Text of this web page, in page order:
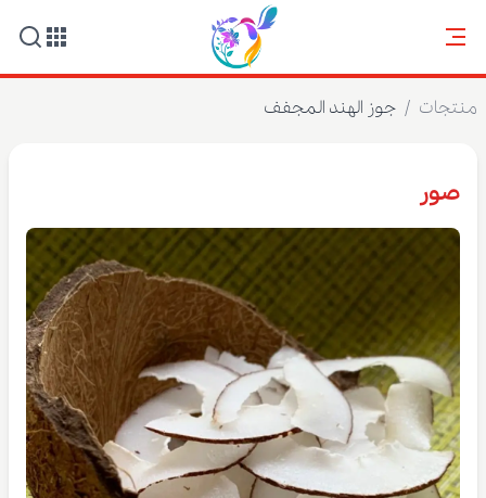
منتجات / جوز الهند المجفف
صور